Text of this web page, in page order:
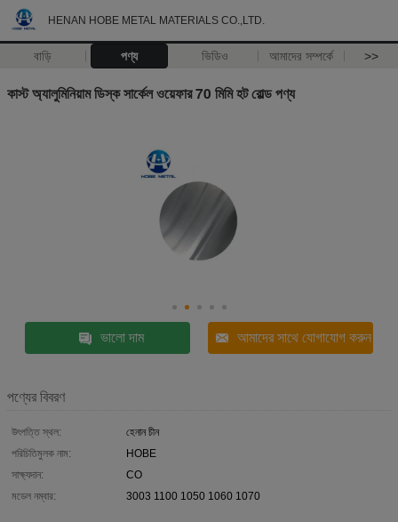
HENAN HOBE METAL MATERIALS CO.,LTD.
বাড়ি পণ্য ভিডিও আমাদের সম্পর্কে >>
কাস্ট অ্যালুমিনিয়াম ডিস্ক সার্কেল ওয়েফার 70 মিমি হট রোল্ড পণ্য
ভালো দাম আমাদের সাথে যোগাযোগ করুন
পণ্যের বিবরণ
উৎপত্তি স্থল:
হেনান চীন
পরিচিতিমুলক নাম:
HOBE
সাক্ষ্যদান:
CO
মডেল নম্বার:
3003 1100 1050 1060 1070